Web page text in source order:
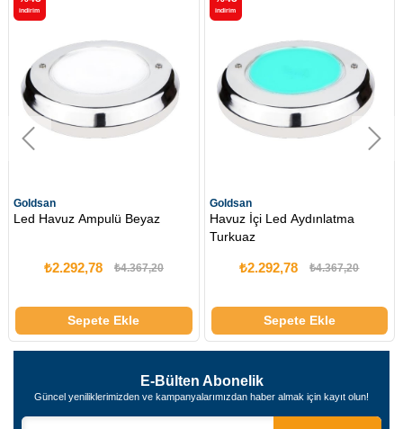
Ampulü Beyaz
₺4.367,20
Sepete Ekle
Havuz İçi Led Aydınlatma
₺2.292,78 ₺4.367,20
Sepete Ekle
Havuz
E-Bülten Abonelik
Güncel yeniliklerimizden ve kampanyalarımızdan haber almak için kayıt olun!